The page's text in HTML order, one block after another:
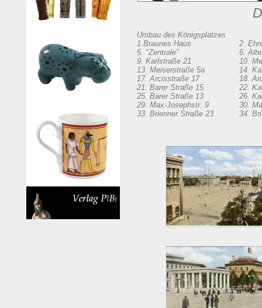
Umbau des Königsplatzes
1.Braunes Haus
2.
5. "Zentrale"
6.
9. Karlstraße 21
10.
13. Meiserstraße 5a
14.
17. Arcisstraße 17
18.
21. Barer Straße 15
22.
25. Barer Straße 13
26.
29. Max-Josephstr. 9
30.
33. Brienner Straße 23
34.